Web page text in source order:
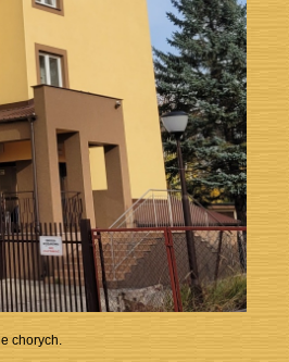
chorych.